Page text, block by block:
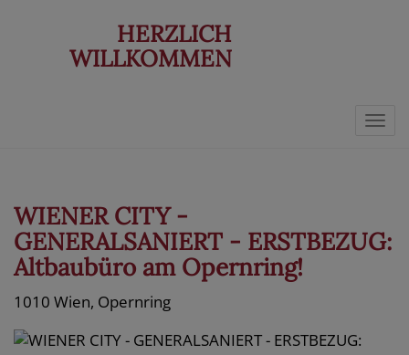
HERZLICH
WILLKOMMEN
WIENER CITY -
GENERALSANIERT - ERSTBEZUG:
Altbaubüro am Opernring!
1010 Wien, Opernring